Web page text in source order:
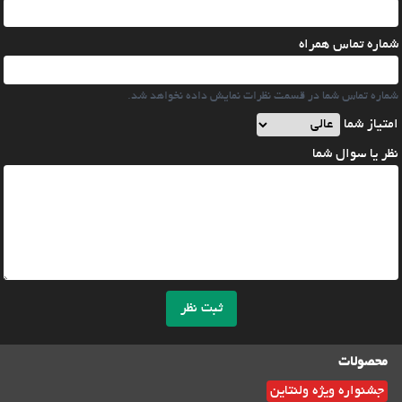
شماره تماس همراه
شماره تماس شما در قسمت نظرات نمایش داده نخواهد شد.
امتیاز شما
نظر یا سوال شما
ثبت نظر
محصولات
جشنواره ویژه ولنتاین